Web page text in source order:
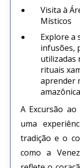
Visita à
Místicos
Explore a
infusões,
utilizadas
rituais
aprender
A Excursão
uma
tradição e o
como a